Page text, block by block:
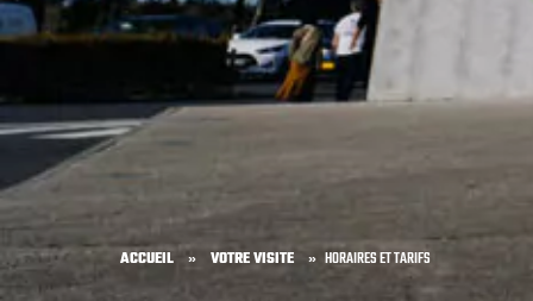
ACCUEIL » VOTRE VISITE » HORAIRES ET TARIFS